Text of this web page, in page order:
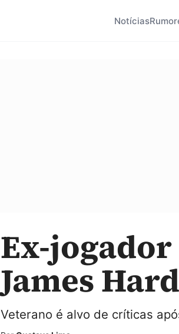
Notícias
Ex-jogador
James
Veterano é alvo de críticas